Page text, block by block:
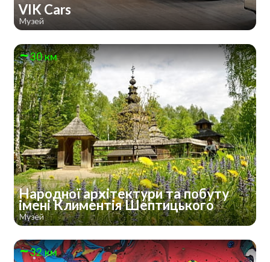
VIK Cars
Музей
30 км
Народної архітектури та побуту
імені Климентія Шептицького
Музей
32 км